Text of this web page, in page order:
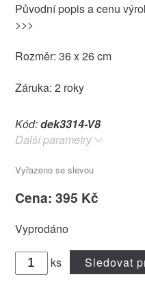
Původní popis a cenu
>>>
Rozměr: 36 x 26 cm
Záruka: 2 roky
Kód:dek3314-V8
Další parametry
Vyřazeno se slevou
Cena: 395 Kč
Vyprodáno
ks Sledovat